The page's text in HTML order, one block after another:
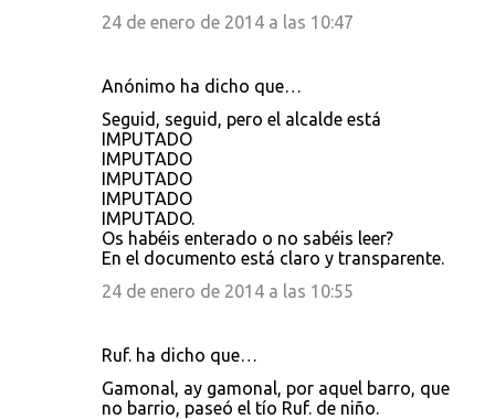
24 de enero de 2014 a las 10:47
Anónimo ha dicho que…
Seguid, seguid, pero el alcalde está
IMPUTADO
IMPUTADO
IMPUTADO
IMPUTADO
IMPUTADO.
Os habéis enterado o no sabéis leer?
En el documento está claro y transparente.
24 de enero de 2014 a las 10:55
Ruf. ha dicho que…
Gamonal, ay gamonal, por aquel barro, que
no barrio, paseó el tío Ruf. de niño.